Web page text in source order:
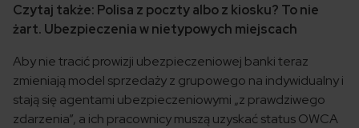
Czytaj także: Polisa z poczty albo z kiosku? To nie
żart. Ubezpieczenia w nietypowych miejscach
Aby nie tracić prowizji ubezpieczeniowej banki teraz
zmieniają model sprzedaży z grupowego na indywidualny i
stają się agentami ubezpieczeniowymi „z prawdziwego
zdarzenia”, a ich pracownicy muszą uzyskać status OWCA